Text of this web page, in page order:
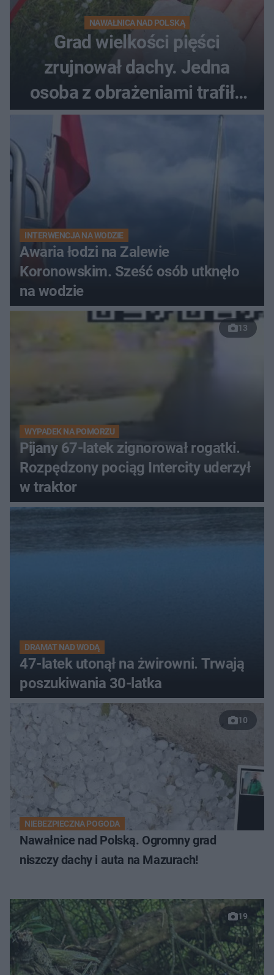
NAWAŁNICA NAD POLSKĄ
Grad wielkości pięści
zrujnował dachy. Jedna
osoba z obrażeniami trafiła
do szpitala
INTERWENCJA NA WODZIE
Awaria łodzi na Zalewie
Koronowskim. Sześć osób utknęło
na wodzie
13
WYPADEK NA POMORZU
Pijany 67-latek zignorował rogatki.
Rozpędzony pociąg Intercity uderzył
w traktor
DRAMAT NAD WODĄ
47-latek utonął na żwirowni. Trwają
poszukiwania 30-latka
10
NIEBEZPIECZNA POGODA
Nawałnice nad Polską. Ogromny grad
niszczy dachy i auta na Mazurach!
19